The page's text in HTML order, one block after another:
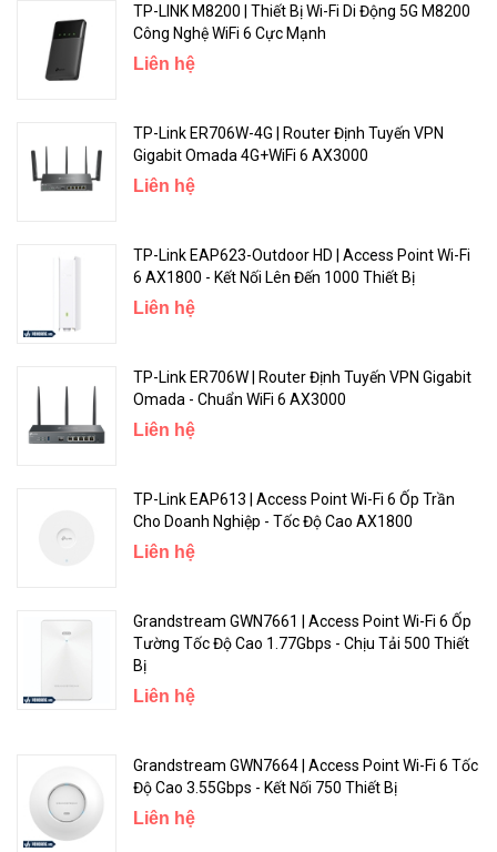
Tự động lựa chọn kênh và điều chỉnh công suất để tối ưu hóa
hiệu suất tổng thể
nhiễu WiFi bằng cách tự động điều chỉnh cài đặt kênh và mức công
suất truyền của các AP lân cận trong cùng một mạng
Triển Khai Dễ Dàng & Hiệu Suất Cao Hơn Bằng Omada Mesh
cách mở rộng không dây tín hiệu WiFi của bạn xa hơn và linh hoạt
hơn đến các khu vực khó đi dây.
TP-LINK M8200 | Thiết Bị Wi-Fi Di Động 5G M8200
Công Nghệ WiFi 6 Cực Mạnh
Liên hệ
TP-Link ER706W-4G | Router Định Tuyến VPN
Gigabit Omada 4G+WiFi 6 AX3000
Liên hệ
TP-Link EAP623-Outdoor HD | Access Point Wi-Fi
6 AX1800 - Kết Nối Lên Đến 1000 Thiết Bị
Liên hệ
TP-Link ER706W | Router Định Tuyến VPN Gigabit
Omada - Chuẩn WiFi 6 AX3000
Liên hệ
TP-Link EAP613 | Access Point Wi-Fi 6 Ốp Trần
Cho Doanh Nghiệp - Tốc Độ Cao AX1800
Liên hệ
Grandstream GWN7661 | Access Point Wi-Fi 6 Ốp
Tường Tốc Độ Cao 1.77Gbps - Chịu Tải 500 Thiết
Bị
Liên hệ
Grandstream GWN7664 | Access Point Wi-Fi 6 Tốc
Độ Cao 3.55Gbps - Kết Nối 750 Thiết Bị
Liên hệ